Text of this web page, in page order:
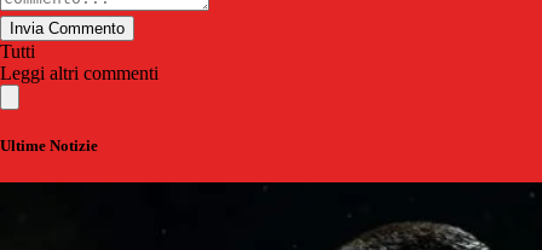
Invia Commento
Tutti
Leggi altri commenti
Ultime Notizie